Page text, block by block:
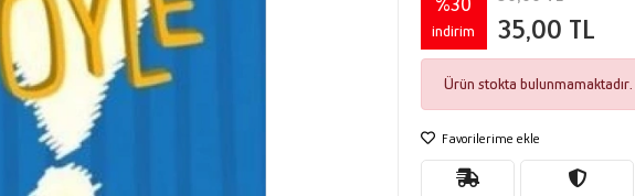
indirim 35,00 TL
Ürün stokta bulunmamaktadır.
Favorilerime ekle